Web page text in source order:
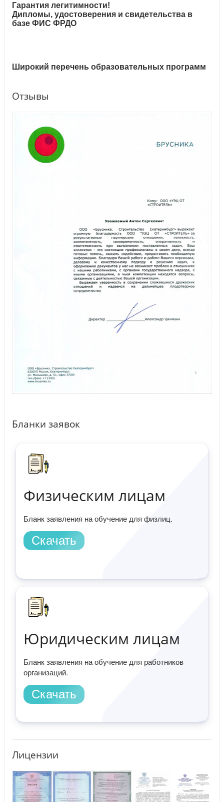
Гарантия легитимности!
Дипломы, удостоверения и свидетельства в
базе ФИС ФРДО
Широкий перечень образовательных программ
Отзывы
Бланки заявок
Физическим лицам
Бланк заявления на обучение для физлиц.
Скачать
Юридическим лицам
Бланк заявления на обучение для работников
организаций.
Скачать
Лицензии